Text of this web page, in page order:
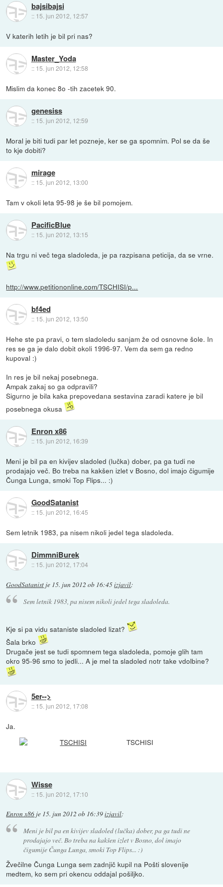
bajsibajsi
:: 15. jun 2012, 12:57
V katerih letih je bil pri nas?
Master_Yoda
:: 15. jun 2012, 12:58
Mislim da konec 8o -tih zacetek 90.
genesiss
:: 15. jun 2012, 12:59
Moral je biti tudi par let pozneje, ker se ga spomnim. Pol se da še
to kje dobiti?
mirage
:: 15. jun 2012, 13:00
Tam v okoli leta 95-98 je še bil pomojem.
PacificBlue
:: 15. jun 2012, 13:15
Na trgu ni več tega sladoleda, je pa razpisana peticija, da se vrne.
http://www.petitiononline.com/TSCHISI/p...
bf4ed
:: 15. jun 2012, 13:50
Hehe ste pa pravi, o tem sladoledu sanjam že od osnovne šole. In
res se ga je dalo dobit okoli 1996-97. Vem da sem ga redno
kupoval :)
In res je bil nekaj posebnega.
Ampak zakaj so ga odpravili?
Sigurno je bila kaka prepovedana sestavina zaradi katere je bil
posebnega okusa
Enron x86
:: 15. jun 2012, 16:39
Meni je bil pa en kivijev sladoled (lučka) dober, pa ga tudi ne
prodajajo več. Bo treba na kakšen izlet v Bosno, dol imajo čigumije
Čunga Lunga, smoki Top Flips... :)
GoodSatanist
:: 15. jun 2012, 16:45
Sem letnik 1983, pa nisem nikoli jedel tega sladoleda.
DimmniBurek
:: 15. jun 2012, 17:04
GoodSatanist je 15. jun 2012 ob 16:45izjavil:
Sem letnik 1983, pa nisem nikoli jedel tega sladoleda.
Kje si pa vidu sataniste sladoled lizat?
Šala brko
Drugače jest se tudi spomnem tega sladoleda, pomoje glih tam
okro 95-96 smo to jedli... A je mel ta sladoled notr take vdolbine?
5er-->
:: 15. jun 2012, 17:08
Ja.
TSCHISI
Wisse
:: 15. jun 2012, 17:10
Enron x86 je 15. jun 2012 ob 16:39izjavil:
Meni je bil pa en kivijev sladoled (lučka) dober, pa ga tudi ne
prodajajo več. Bo treba na kakšen izlet v Bosno, dol imajo
čigumije Čunga Lunga, smoki Top Flips... :)
Žvečilne Čunga Lunga sem zadnjič kupil na Pošti slovenije
medtem, ko sem pri okencu oddajal pošiljko.